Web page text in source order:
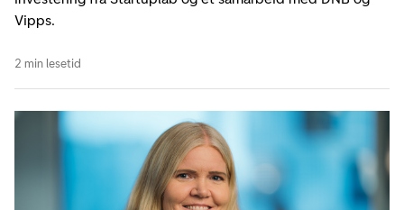
Vipps.
2 min lesetid